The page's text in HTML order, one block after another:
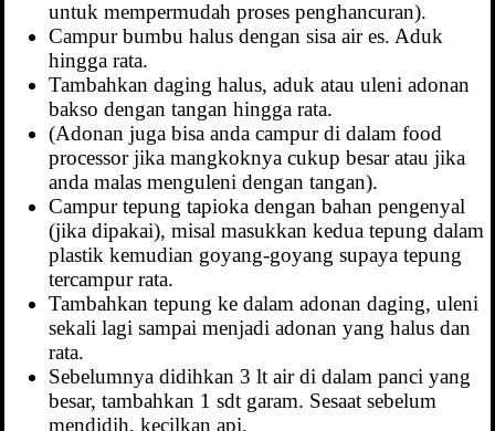
untuk mempermudah proses penghancuran).
Campur bumbu halus dengan sisa air es. Aduk
hingga rata.
Tambahkan daging halus, aduk atau uleni adonan
bakso dengan tangan hingga rata.
(Adonan juga bisa anda campur di dalam food
processor jika mangkoknya cukup besar atau jika
anda malas menguleni dengan tangan).
Campur tepung tapioka dengan bahan pengenyal
(jika dipakai), misal masukkan kedua tepung dalam
plastik kemudian goyang-goyang supaya tepung
tercampur rata.
Tambahkan tepung ke dalam adonan daging, uleni
sekali lagi sampai menjadi adonan yang halus dan
rata.
Sebelumnya didihkan 3 lt air di dalam panci yang
besar, tambahkan 1 sdt garam. Sesaat sebelum
mendidih, kecilkan api.